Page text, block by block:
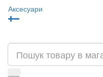
Аксесуари